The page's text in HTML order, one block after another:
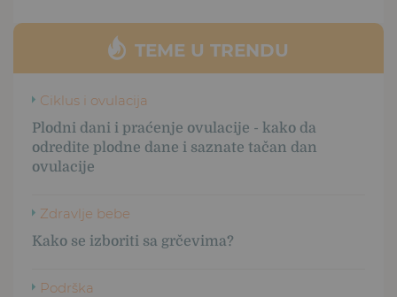
TEME U TRENDU
Ciklus i ovulacija
Plodni dani i praćenje ovulacije - kako da
odredite plodne dane i saznate tačan dan
ovulacije
Zdravlje bebe
Kako se izboriti sa grčevima?
Podrška